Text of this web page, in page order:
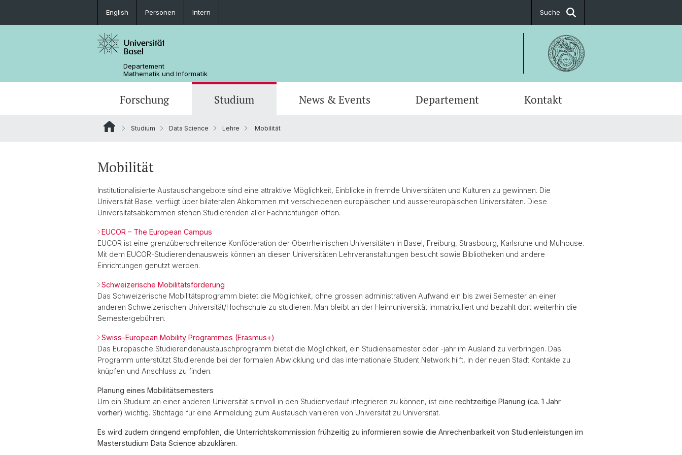
English Personen Intern Suche
Departement
Mathematik und Informatik
Forschung Studium
Data Science
News & Events Departement
Ehemalige
Kontakt
Studium Data Science Lehre Mobilität
Mobilität
Institutionalisierte Austauschangebote sind eine attraktive Möglichkeit, Einblicke in fremde Universitäten und Kulturen zu gewinnen. Die
Universität Basel verfügt über bilateralen Abkommen mit verschiedenen europäischen und aussereuropäischen Universitäten. Diese
Universitätsabkommen stehen Studierenden aller Fachrichtungen offen.
EUCOR – The European Campus
EUCOR ist eine grenzüberschreitende Konföderation der Oberrheinischen Universitäten in Basel, Freiburg, Strasbourg, Karlsruhe und Mulhouse.
Mit dem EUCOR-Studierendenausweis können an diesen Universitäten Lehrveranstaltungen besucht sowie Bibliotheken und andere
Einrichtungen genutzt werden.
Schweizerische Mobilitätsförderung
Das Schweizerische Mobilitätsprogramm bietet die Möglichkeit, ohne grossen administrativen Aufwand ein bis zwei Semester an einer
anderen Schweizerischen Universität/Hochschule zu studieren. Man bleibt an der Heimuniversität immatrikuliert und bezahlt dort weiterhin die
Semestergebühren.
Swiss-European Mobility Programmes (Erasmus+)
Das Europäsche Studierendenaustauschprogramm bietet die Möglichkeit, ein Studiensemester oder -jahr im Ausland zu verbringen. Das
Programm unterstützt Studierende bei der formalen Abwicklung und das internationale Student Network hilft, in der neuen Stadt Kontakte zu
knüpfen und Anschluss zu finden.
Planung eines Mobilitätsemesters
Um ein Studium an einer anderen Universität sinnvoll in den Studienverlauf integrieren zu können, ist eine rechtzeitige Planung (ca. 1 Jahr
vorher) wichtig. Stichtage für eine Anmeldung zum Austausch variieren von Universität zu Universität.
Es wird zudem dringend empfohlen, die Unterrichtskommission frühzeitig zu informieren sowie die Anrechenbarkeit von Studienleistungen im
Masterstudium Data Science abzuklären.